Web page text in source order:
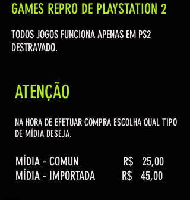
GAMES REPRO DE PLAYSTATION 2
TODOS JOGOS FUNCIONA APENAS EM PS2
DESTRAVADO.
ATENÇÃO
NA HORA DE EFETUAR COMPRA ESCOLHA QUAL TIPO
DE MÍDIA DESEJA.
MÍDIA - COMUN R$ 25,00
MÍDIA - IMPORTADA R$ 45,00